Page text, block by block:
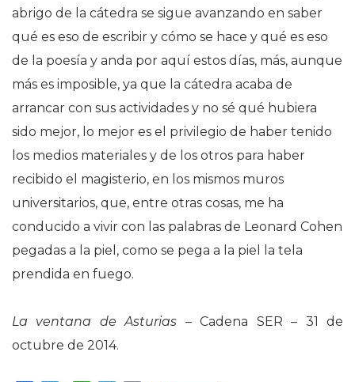
abrigo de la cátedra se sigue avanzando en saber
qué es eso de escribir y cómo se hace y qué es eso
de la poesía y anda por aquí estos días, más, aunque
más es imposible, ya que la cátedra acaba de
arrancar con sus actividades y no sé qué hubiera
sido mejor, lo mejor es el privilegio de haber tenido
los medios materiales y de los otros para haber
recibido el magisterio, en los mismos muros
universitarios, que, entre otras cosas, me ha
conducido a vivir con las palabras de Leonard Cohen
pegadas a la piel, como se pega a la piel la tela
prendida en fuego.
La ventana de Asturias – Cadena SER – 31 de
octubre de 2014.